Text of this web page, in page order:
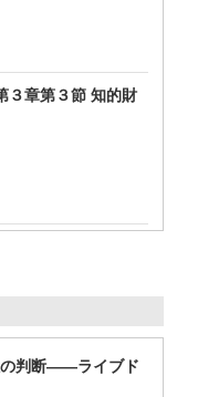
３章第３節 知的財
の判断――ライブド